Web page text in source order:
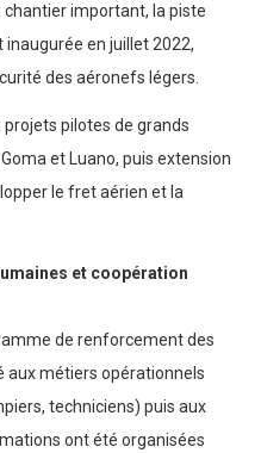
chantier important, la piste
en juillet 2022,
des aéronefs légers.
pilotes de grands
et Luano, puis extension
le fret aérien et la
et coopération
de renforcement des
aux métiers opérationnels
techniciens) puis aux
ont été organisées